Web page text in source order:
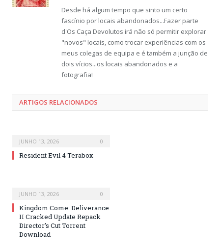
Desde há algum tempo que sinto um certo
fascínio por locais abandonados...Fazer parte
d'Os Caça Devolutos irá não só permitir explorar
"novos" locais, como trocar experiências com os
meus colegas de equipa e é também a junção de
dois vícios...os locais abandonados e a
fotografia!
ARTIGOS RELACIONADOS
JUNHO 13, 2026 0
Resident Evil 4 Terabox
JUNHO 13, 2026 0
Kingdom Come: Deliverance
II Cracked Update Repack
Director’s Cut Torrent
Download